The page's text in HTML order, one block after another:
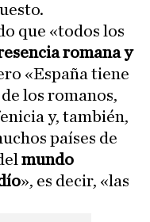
que «todos los
romana y
«España tiene
los romanos,
y, también,
países de
mundo
», es decir, «las